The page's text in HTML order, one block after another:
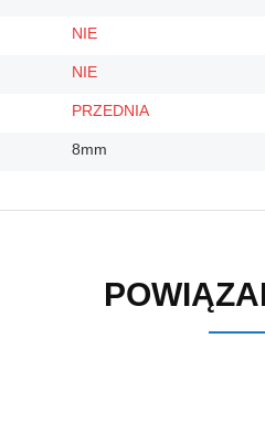
NIE
NIE
PRZEDNIA
8mm